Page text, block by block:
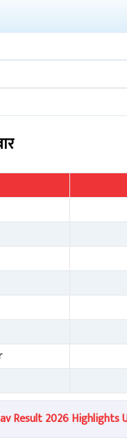
Result 2026 Highlights